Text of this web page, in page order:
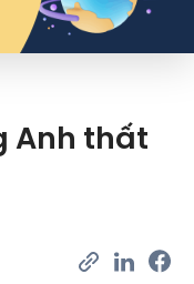
Anh thất